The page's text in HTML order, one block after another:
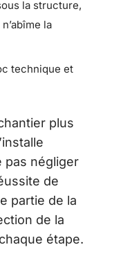
la structure,
la
technique et
plus
pas négliger
de
partie de la
de la
étape.